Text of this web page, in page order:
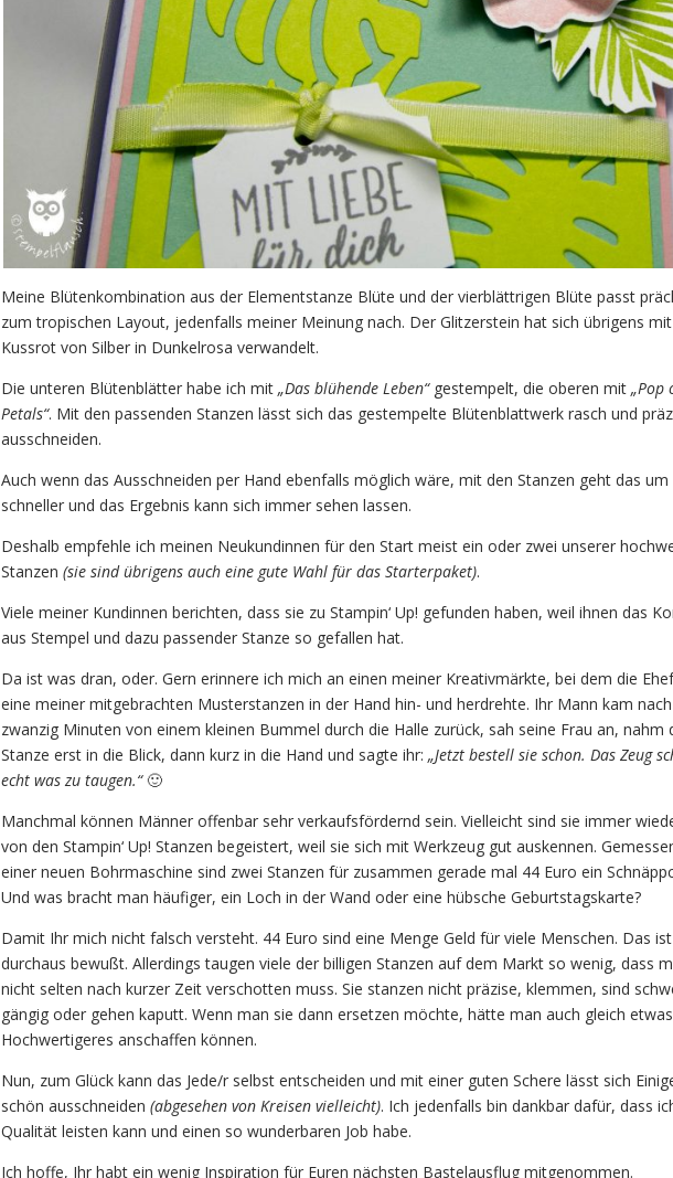
Meine Blütenkombination aus der Elementstanze Blüte und der vierblättrigen Blüte passt
zum tropischen Layout, jedenfalls meiner Meinung nach. Der Glitzerstein hat sich übrigens mit
Kussrot von Silber in Dunkelrosa verwandelt.
Die unteren Blütenblätter habe ich mit „Das blühende Leben“gestempelt, die oberen mit „Pop
Petals“. Mit den passenden Stanzen lässt sich das gestempelte Blütenblattwerk rasch und
ausschneiden.
Auch wenn das Ausschneiden per Hand ebenfalls möglich wäre, mit den Stanzen geht das um
schneller und das Ergebnis kann sich immer sehen lassen.
Deshalb empfehle ich meinen Neukundinnen für den Start meist ein oder zwei unserer
Stanzen (sie sind übrigens auch eine gute Wahl für das Starterpaket).
Viele meiner Kundinnen berichten, dass sie zu Stampin‘ Up! gefunden haben, weil ihnen das
aus Stempel und dazu passender Stanze so gefallen hat.
Da ist was dran, oder. Gern erinnere ich mich an einen meiner Kreativmärkte, bei dem die
eine meiner mitgebrachten Musterstanzen in der Hand hin- und herdrehte. Ihr Mann kam nach
zwanzig Minuten von einem kleinen Bummel durch die Halle zurück, sah seine Frau an, nahm
Stanze erst in die Blick, dann kurz in die Hand und sagte ihr: „Jetzt bestell sie schon. Das Zeug
echt was zu taugen.“🙂
Manchmal können Männer offenbar sehr verkaufsfördernd sein. Vielleicht sind sie immer
von den Stampin‘ Up! Stanzen begeistert, weil sie sich mit Werkzeug gut auskennen.
einer neuen Bohrmaschine sind zwei Stanzen für zusammen gerade mal 44 Euro ein
Und was bracht man häufiger, ein Loch in der Wand oder eine hübsche Geburtstagskarte?
Damit Ihr mich nicht falsch versteht. 44 Euro sind eine Menge Geld für viele Menschen. Das
durchaus bewußt. Allerdings taugen viele der billigen Stanzen auf dem Markt so wenig, dass
nicht selten nach kurzer Zeit verschotten muss. Sie stanzen nicht präzise, klemmen, sind
gängig oder gehen kaputt. Wenn man sie dann ersetzen möchte, hätte man auch gleich etwas
Hochwertigeres anschaffen können.
Nun, zum Glück kann das Jede/r selbst entscheiden und mit einer guten Schere lässt sich
schön ausschneiden (abgesehen von Kreisen vielleicht). Ich jedenfalls bin dankbar dafür, dass
Qualität leisten kann und einen so wunderbaren Job habe.
Ich hoffe, Ihr habt ein wenig Inspiration für Euren nächsten Bastelausflug mitgenommen.